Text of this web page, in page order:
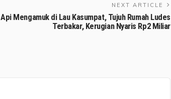
NEXT ARTICLE
Api Mengamuk di Lau Kasumpat, Tujuh Rumah Ludes
Terbakar, Kerugian Nyaris Rp2 Miliar